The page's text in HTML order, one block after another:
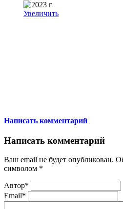
Увеличить
Написать комментарий
Написать комментарий
Ваш email не будет опубликован.
символом *
Автор*
Email*